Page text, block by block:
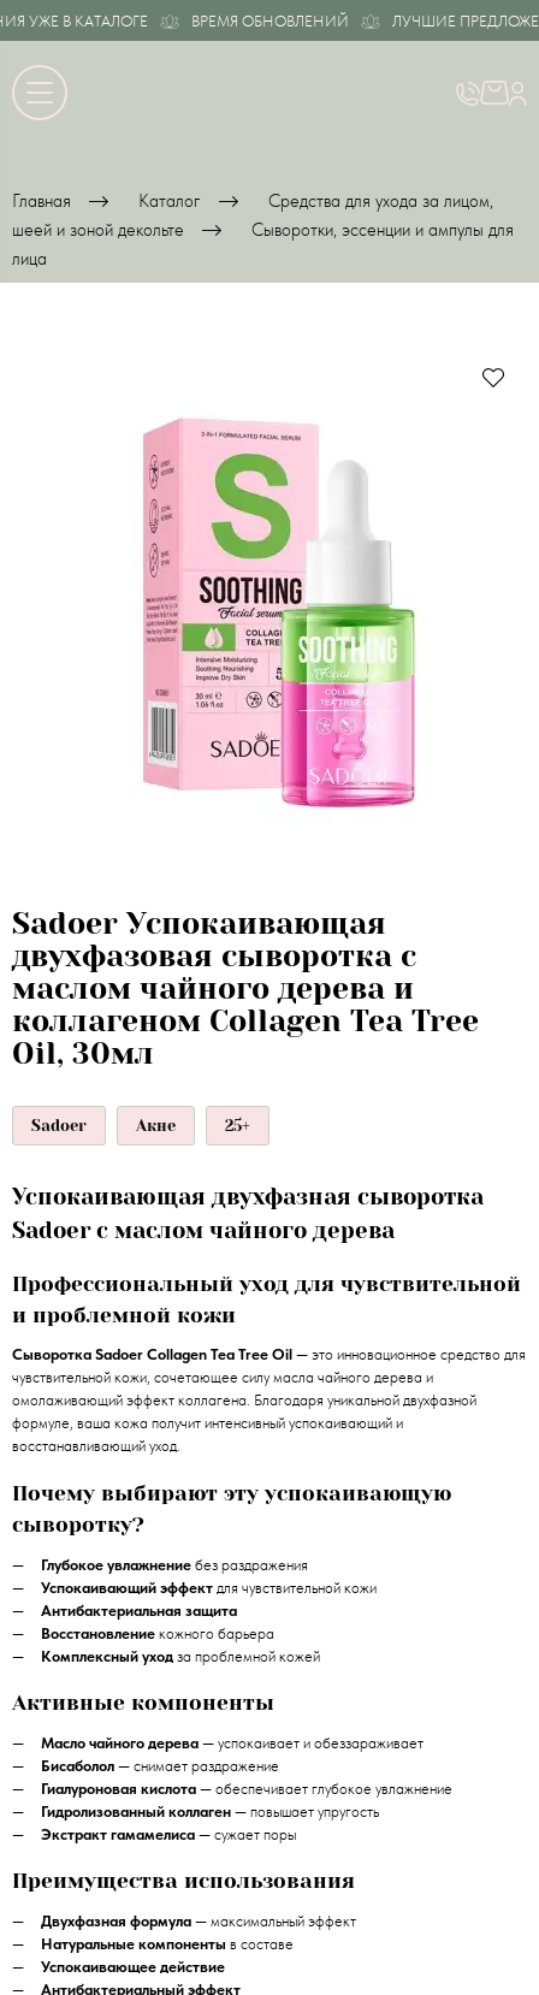
УЖЕ В КАТАЛОГЕ ВРЕМЯ ОБНОВЛЕНИЙ ЛУЧШИЕ
Главная Каталог
Средства для ухода за лицом,
шеей и зоной декольте
Сыворотки, эссенции и ампулы для
лица
Sadoer Успокаивающая
двухфазовая сыворотка с
маслом чайного дерева и
коллагеном Collagen Tea Tree
Oil, 30мл
Sadoer Акне 25+
Успокаивающая двухфазная сыворотка
Sadoer с маслом чайного дерева
Профессиональный уход для чувствительной
и проблемной кожи
Сыворотка Sadoer Collagen Tea Tree Oil — это инновационное средство для
чувствительной кожи, сочетающее силу масла чайного дерева и
омолаживающий эффект коллагена. Благодаря уникальной двухфазной
формуле, ваша кожа получит интенсивный успокаивающий и
восстанавливающий уход.
Почему выбирают эту успокаивающую
сыворотку?
Глубокое увлажнение без раздражения
Успокаивающий эффект для чувствительной кожи
Антибактериальная защита
Восстановление кожного барьера
Комплексный уход за проблемной кожей
Активные компоненты
Масло чайного дерева — успокаивает и обеззараживает
Бисаболол — снимает раздражение
Гиалуроновая кислота — обеспечивает глубокое увлажнение
Гидролизованный коллаген — повышает упругость
Экстракт гамамелиса — сужает поры
Преимущества использования
Двухфазная формула — максимальный эффект
Натуральные компоненты в составе
Успокаивающее действие
Антибактериальный эффект